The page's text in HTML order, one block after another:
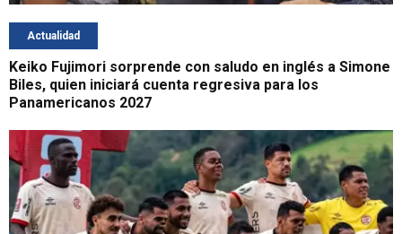
Actualidad
Keiko Fujimori sorprende con saludo en inglés a Simone
Biles, quien iniciará cuenta regresiva para los
Panamericanos 2027